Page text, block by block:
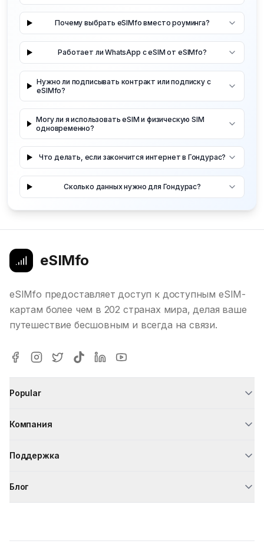
Почему выбрать eSIMfo вместо роуминга?
Работает ли WhatsApp с eSIM от eSIMfo?
Нужно ли подписывать контракт или подписку с
eSIMfo?
Могу ли я использовать eSIM и физическую SIM
одновременно?
Что делать, если закончится интернет в Гондурас?
Сколько данных нужно для Гондурас?
eSIMfo
eSIMfo предоставляет доступ к доступным eSIM-
картам более чем в 202 странах мира, делая ваше
путешествие бесшовным и всегда на связи.
Popular
Компания
Поддержка
Блог